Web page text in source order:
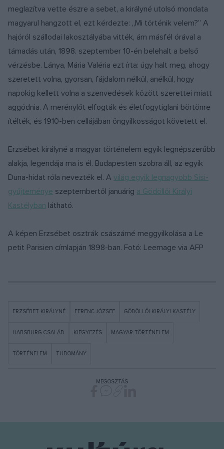
meglazítva vette észre a sebet, a királyné utolsó mondata
magyarul hangzott el, ezt kérdezte: „Mi történik velem?” A
hajóról szállodai lakosztályába vitték, ám másfél órával a
támadás után, 1898. szeptember 10-én belehalt a belső
vérzésbe. Lánya, Mária Valéria ezt írta: úgy halt meg, ahogy
szeretett volna, gyorsan, fájdalom nélkül, anélkül, hogy
napokig kellett volna a szenvedések között szerettei miatt
aggódnia. A merénylőt elfogták és életfogytiglani börtönre
ítélték, és 1910-ben cellájában öngyilkosságot követett el.
Erzsébet királyné a magyar történelem egyik legnépszerűbb
alakja, legendája ma is él. Budapesten szobra áll, az egyik
Duna-hidat róla nevezték el. A világ egyik legnagyobb Sisi-
gyűjteménye szeptembertől januárig a Gödöllői Királyi
Kastélyban látható.
A képen Erzsébet osztrák császárné meggyilkolása a Le
petit Parisien címlapján 1898-ban. Fotó: Leemage via AFP
ERZSÉBET KIRÁLYNÉ FERENC JÓZSEF GÖDÖLLŐI KIRÁLYI KASTÉLY
HABSBURG CSALÁD KIEGYEZÉS MAGYAR TÖRTÉNELEM
TÖRTÉNELEM TUDOMÁNY
MEGOSZTÁS